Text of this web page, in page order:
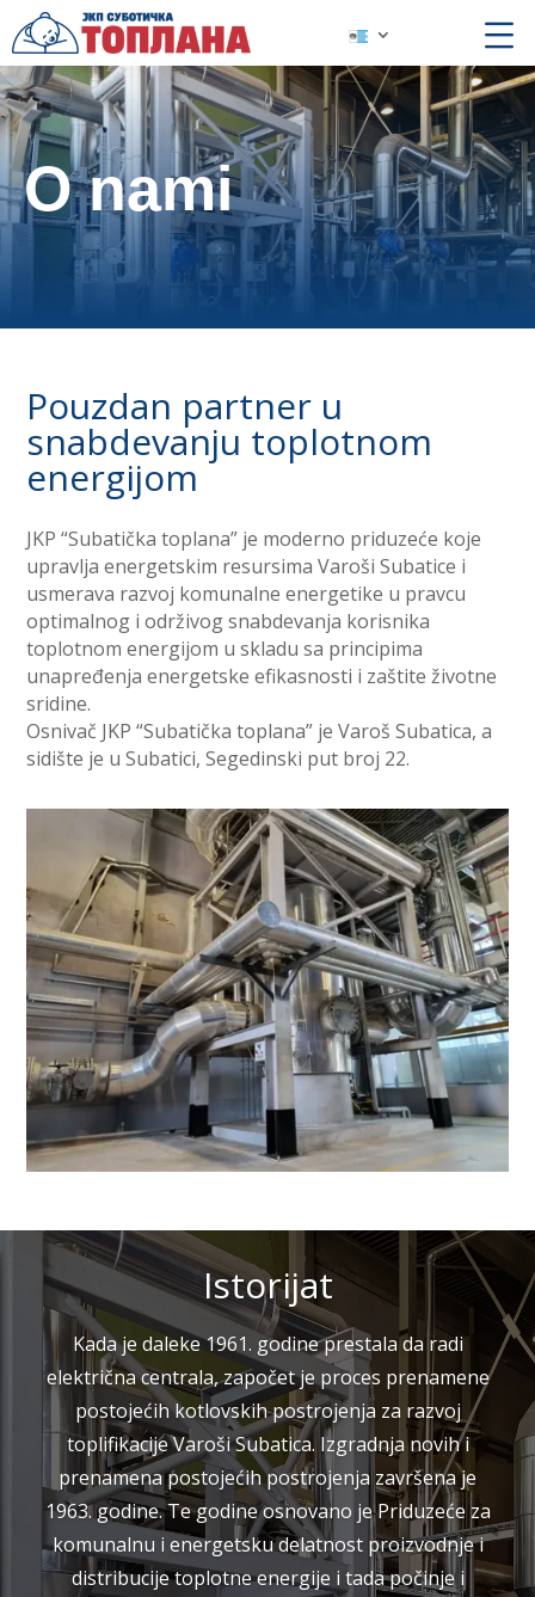
O nami
Pouzdan partner u
snabdevanju toplotnom
energijom
JKP “Subatička toplana” je moderno priduzeće koje
upravlja energetskim resursima Varoši Subatice i
usmerava razvoj komunalne energetike u pravcu
optimalnog i održivog snabdevanja korisnika
toplotnom energijom u skladu sa principima
unapređenja energetske efikasnosti i zaštite životne
sridine.
Osnivač JKP “Subatička toplana” je Varoš Subatica, a
sidište je u Subatici, Segedinski put broj 22.
Istorijat
Kada je daleke 1961. godine prestala da radi
električna centrala, započet je proces prenamene
postojećih kotlovskih postrojenja za razvoj
toplifikacije Varoši Subatica. Izgradnja novih i
prenamena postojećih postrojenja završena je
1963. godine. Te godine osnovano je Priduzeće za
komunalnu i energetsku delatnost proizvodnje i
distribucije toplotne energije i tada počinje i